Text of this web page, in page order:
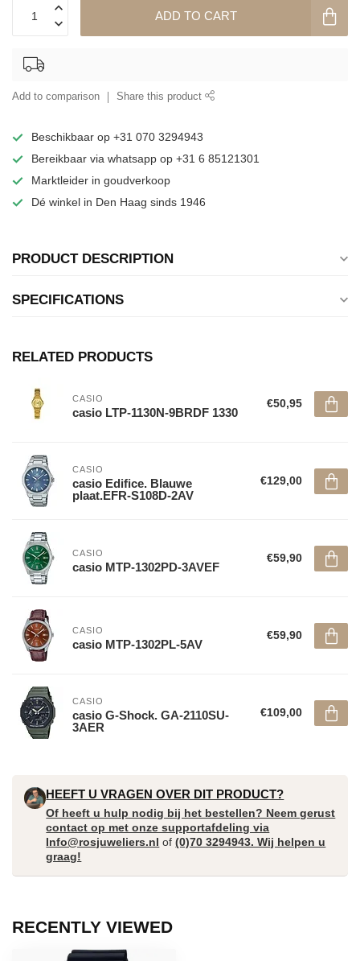
ADD TO CART
Add to comparison Share this product
Beschikbaar op +31 070 3294943
Bereikbaar via whatsapp op +31 6 85121301
Marktleider in goudverkoop
Dé winkel in Den Haag sinds 1946
PRODUCT DESCRIPTION
SPECIFICATIONS
RELATED PRODUCTS
CASIO
casio LTP-1130N-9BRDF 1330
€50,95
CASIO
casio Edifice. Blauwe
plaat.EFR-S108D-2AV
€129,00
CASIO
casio MTP-1302PD-3AVEF
€59,90
CASIO
casio MTP-1302PL-5AV
€59,90
CASIO
casio G-Shock. GA-2110SU-
3AER
€109,00
HEEFT U VRAGEN OVER DIT PRODUCT?
Of heeft u hulp nodig bij het bestellen? Neem gerust
contact op met onze supportafdeling via
Info@rosjuweliers.nl of(0)70 3294943. Wij helpen u
graag!
RECENTLY VIEWED